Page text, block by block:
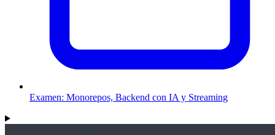
Examen: Monorepos, Backend con IA y Streaming